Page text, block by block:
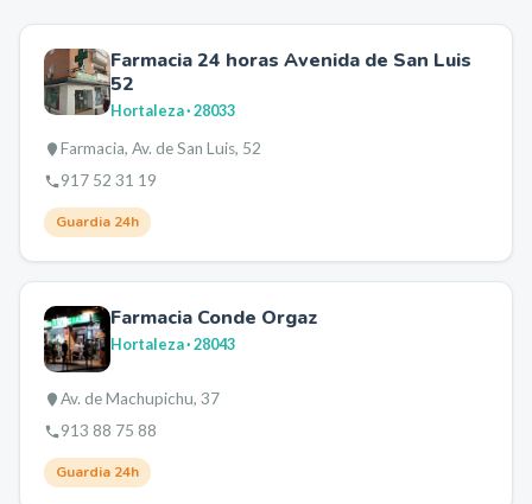
Farmacia 24 horas Avenida de San Luis
52
Hortaleza· 28033
Farmacia, Av. de San Luis, 52
917 52 31 19
Guardia 24h
Farmacia Conde Orgaz
Hortaleza· 28043
Av. de Machupichu, 37
913 88 75 88
Guardia 24h